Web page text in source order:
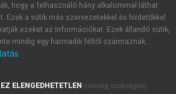
MeRSZ újdonságairól, akcióiról.
Akadémiai Kiadó Zrt. újdonságairól,
tájékoztatóbanfoglaltakat tudomásul
hogy a felhasználó hány alkalommal láthat
Ezek a sütik más szervezetekkel és hirdetőkkel
ezeket az információkat. Ezek állandó sütik,
mindig egy harmadik féltől származnak.
ELENGEDHETETLEN (mindig szükséges)